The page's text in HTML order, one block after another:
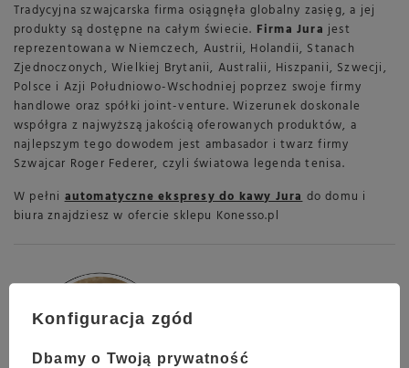
Tradycyjna szwajcarska firma osiągnęła globalny zasięg, a jej
produkty są dostępne na całym świecie. Firma Jura jest
reprezentowana w Niemczech, Austrii, Holandii, Stanach
Zjednoczonych, Wielkiej Brytanii, Australii, Hiszpanii, Szwecji,
Polsce i Azji Południowo-Wschodniej poprzez swoje firmy
handlowe oraz spółki joint-venture. Wizerunek doskonale
współgra z najwyższą jakością oferowanych produktów, a
najlepszym tego dowodem jest ambasador i twarz firmy
Szwajcar Roger Federer, czyli światowa legenda tenisa.
W pełniautomatyczne ekspresy do kawy Jurado domu i
biura znajdziesz w ofercie sklepu Konesso.pl
Konfiguracja zgód
Dbamy o Twoją prywatność